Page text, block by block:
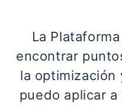
La
encontrar
la optimización
puedo aplicar